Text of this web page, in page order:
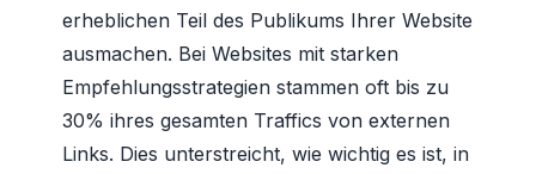
erheblichen Teil des Publikums Ihrer Website
ausmachen. Bei Websites mit starken
Empfehlungsstrategien stammen oft bis zu
30% ihres gesamten Traffics von externen
Links. Dies unterstreicht, wie wichtig es ist, in